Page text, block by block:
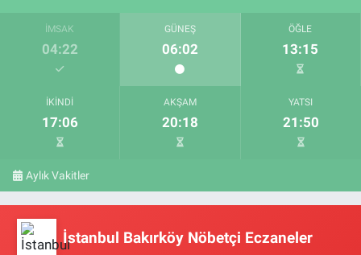
İMSAK
04:22
GÜNEŞ
06:02
ÖĞLE
13:15
İKINDI
17:06
AKŞAM
20:18
YATSI
21:50
Aylık Vakitler
İstanbul Bakırköy Nöbetçi Eczaneler